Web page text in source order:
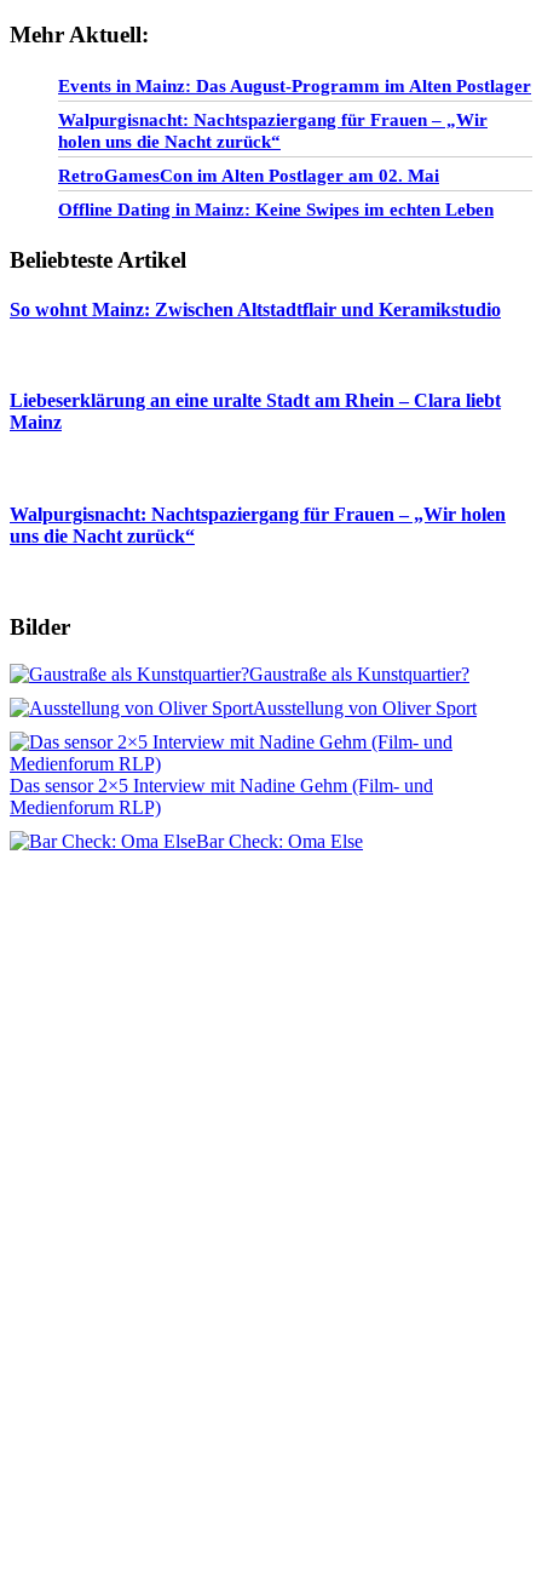
Mehr Aktuell:
Events in Mainz: Das August-Programm im Alten Postlager
Walpurgisnacht: Nachtspaziergang für Frauen – „Wir
holen uns die Nacht zurück“
RetroGamesCon im Alten Postlager am 02. Mai
Offline Dating in Mainz: Keine Swipes im echten Leben
Beliebteste Artikel
So wohnt Mainz: Zwischen Altstadtflair und Keramikstudio
Liebeserklärung an eine uralte Stadt am Rhein – Clara liebt
Mainz
Walpurgisnacht: Nachtspaziergang für Frauen – „Wir holen
uns die Nacht zurück“
Bilder
Gaustraße als Kunstquartier?
Ausstellung von Oliver Sport
Das sensor 2×5 Interview mit Nadine Gehm (Film- und
Medienforum RLP)
Bar Check: Oma Else